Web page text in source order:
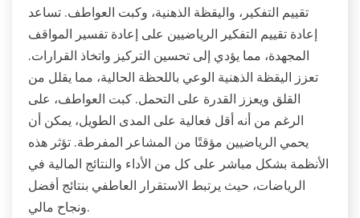
تقييم التفكير، واليقظة الذهنية، وكبت العواطف. تساعد
إعادة تقييم التفكير الرياضيين على إعادة تفسير المواقف
المجهدة، مما يؤدي إلى تحسين التركيز واتخاذ القرارات.
تعزز اليقظة الذهنية الوعي باللحظة الحالية، مما يقلل من
القلق ويعزز القدرة على التحمل. كبت العواطف، على
الرغم من أنه أقل فعالية على المدى الطويل، يمكن أن
يحمي الرياضيين مؤقتًا من المشاعر المفرطة. تؤثر هذه
الأنظمة بشكل مباشر على كل من الأداء والنتائج المالية في
الرياضات، حيث يرتبط الاستقرار العاطفي بنتائج أفضل
ونجاح مالي.